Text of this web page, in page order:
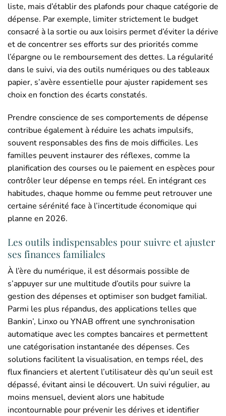
liste, mais d’établir des plafonds pour chaque catégorie de
dépense. Par exemple, limiter strictement le budget
consacré à la sortie ou aux loisirs permet d’éviter la dérive
et de concentrer ses efforts sur des priorités comme
l’épargne ou le remboursement des dettes. La régularité
dans le suivi, via des outils numériques ou des tableaux
papier, s’avère essentielle pour ajuster rapidement ses
choix en fonction des écarts constatés.
Prendre conscience de ses comportements de dépense
contribue également à réduire les achats impulsifs,
souvent responsables des fins de mois difficiles. Les
familles peuvent instaurer des réflexes, comme la
planification des courses ou le paiement en espèces pour
contrôler leur dépense en temps réel. En intégrant ces
habitudes, chaque homme ou femme peut retrouver une
certaine sérénité face à l’incertitude économique qui
planne en 2026.
Les outils indispensables pour suivre et ajuster
ses finances familiales
À l’ère du numérique, il est désormais possible de
s’appuyer sur une multitude d’outils pour suivre la
gestion des dépenses et optimiser son budget familial.
Parmi les plus répandus, des applications telles que
Bankin’, Linxo ou YNAB offrent une synchronisation
automatique avec les comptes bancaires et permettent
une catégorisation instantanée des dépenses. Ces
solutions facilitent la visualisation, en temps réel, des
flux financiers et alertent l’utilisateur dès qu’un seuil est
dépassé, évitant ainsi le découvert. Un suivi régulier, au
moins mensuel, devient alors une habitude
incontournable pour prévenir les dérives et identifier